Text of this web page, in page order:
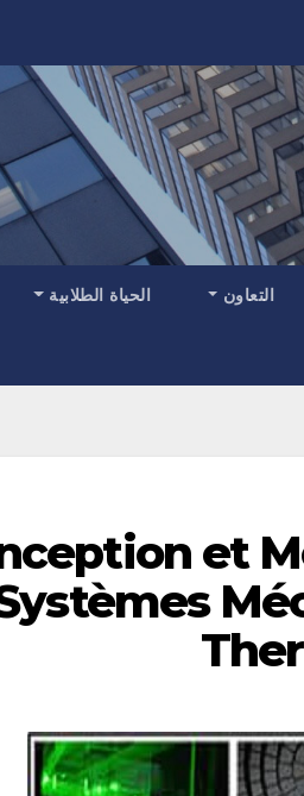
التعاون الحياة الطلابية
et